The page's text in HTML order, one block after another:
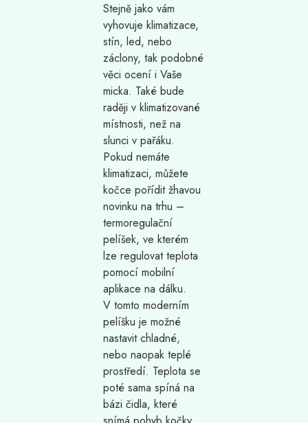
Stejně jako vám
vyhovuje klimatizace,
stín, led, nebo
záclony, tak podobné
věci ocení i Vaše
micka. Také bude
raději v klimatizované
místnosti, než na
slunci v pařáku.
Pokud nemáte
klimatizaci, můžete
kočce pořídit žhavou
novinku na trhu –
termoregulační
pelíšek, ve kterém
lze regulovat teplota
pomocí mobilní
aplikace na dálku.
V tomto moderním
pelíšku je možné
nastavit chladné,
nebo naopak teplé
prostředí. Teplota se
poté sama spíná na
bázi čidla, které